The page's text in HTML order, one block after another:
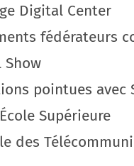
Digital Center
fédérateurs
Show
pointues avec
Supérieure
des